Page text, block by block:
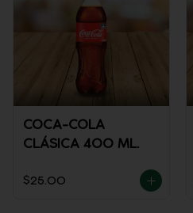
COCA-COLA
CLÁSICA 400 ML.
$25.00